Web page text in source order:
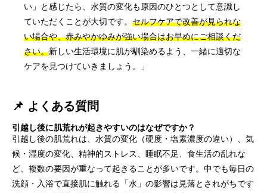
い」と感じたら、水質の変化も原因のひとつとして意識し
ていただくことが大切です。 セルフケアで改善が見られな
い場合や、赤みやかゆみが強い場合はお早めにご相談くだ
さい。新しい生活環境に肌が馴染めるよう、一緒に適切な
ケアを見つけていきましょう。」
📌 よくある質問
引越し後に肌荒れが起きやすいのはなぜですか？
引越し後の肌荒れは、水質の変化（硬度・塩素濃度の違い）、気
候・湿度の変化、精神的ストレス、睡眠不足、食生活の乱れな
ど、複数の要因が重なって起きることが多いです。中でも毎日の
洗顔・入浴で直接肌に触れる「水」の影響は見落とされがちです